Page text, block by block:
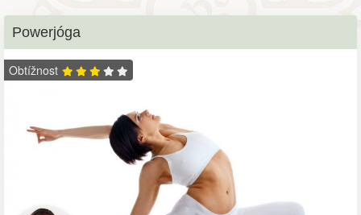
Powerjóga
Obtížnost